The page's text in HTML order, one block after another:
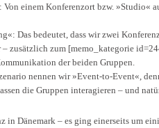
einem Konferenzort bzw. »Studio«
Das bedeutet, dass wir zwei
zusätzlich zum [memo_kategorie
der beiden Gruppen.
nennen wir »Event-to-Event«,
die Gruppen interagieren – und
in Dänemark – es ging einerseits um